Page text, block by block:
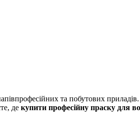
та побутових
де купити професійну праску для